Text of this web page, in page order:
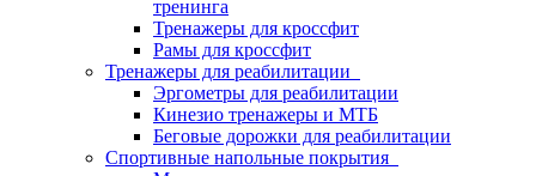
тренинга
Тренажеры для кроссфит
Рамы для кроссфит
Тренажеры для реабилитации
Эргометры для реабилитации
Кинезио тренажеры и МТБ
Беговые дорожки для реабилитации
Спортивные напольные покрытия